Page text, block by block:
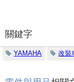
關鍵字
YAMAHA 改裝